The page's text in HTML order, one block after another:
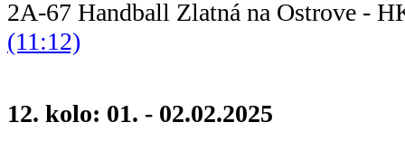
2A-67 Handball Zlatná na Ostrove -
(11:12)
12. kolo: 01. - 02.02.2025